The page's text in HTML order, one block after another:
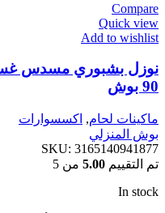
Compare
Quick view
Add to wishlist
90 بوش
ماكينات لحام, اكسسوارات
بوش المنزلي
SKU: 3165140941877
تم التقييم 5.00 من 5
In stock